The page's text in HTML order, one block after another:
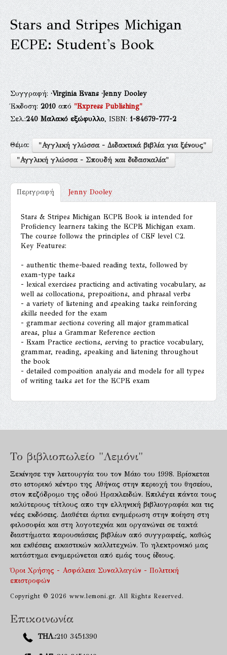
Stars and Stripes Michigan
ECPE: Student's Book
Συγγραφή:·Virginia Evans·Jenny Dooley
Έκδοση:2010από"Express Publishing"
Σελ.:240 Μαλακό εξώφυλλο, ISBN:1-84679-777-2
Θέμα:
"Αγγλική γλώσσα - Διδακτικά βιβλία για ξένους"
"Αγγλική γλώσσα - Σπουδή και διδασκαλία"
Περιγραφή Jenny Dooley
Stars & Stripes Michigan ECPE Book is intended for
Proficiency learners taking the ECPE Michigan exam.
The course follows the principles of CEF level C2.
Key Features:
- authentic theme-based reading texts, followed by
exam-type tasks
- lexical exercises practicing and activating vocabulary, as
well as collocations, prepositions, and phrasal verbs
- a variety of listening and speaking tasks reinforcing
skills needed for the exam
- grammar sections covering all major grammatical
areas, plus a Grammar Reference section
- Exam Practice sections, serving to practice vocabulary,
grammar, reading, speaking and listening throughout
the book
- detailed composition analysis and models for all types
of writing tasks set for the ECPE exam
Το βιβλιοπωλείο "Λεμόνι"
Ξεκίνησε την λειτουργία του τον Μάιο του 1998. Βρίσκεται
στο ιστορικό κέντρο της Αθήνας στην περιοχή του θησείου,
στον πεζόδρομο της οδού Ηρακλειδών. Επιλέγει πάντα τους
καλύτερους τίτλους απο την ελληνική βιβλιογραφία και τις
νέες εκδόσεις. Διαθέτει άρτια ενημέρωση στην ποίηση στη
φιλοσοφία και στη λογοτεχνία και οργανώνει σε τακτά
διαστήματα παρουσιάσεις βιβλίων από συγγραφείς, καθώς
και εκθέσεις εικαστικών καλλιτεχνών. Το ηλεκτρονικό μας
κατάστημα ενημερώνεται από εμάς τους ίδιους.
Όροι Χρήσης - Ασφάλεια Συναλλαγών - Πολιτική
επιστροφών
Copyright © 2026 www.lemoni.gr. All Rights Reserved.
Επικοινωνία
ΤΗΛ.:210 3451390